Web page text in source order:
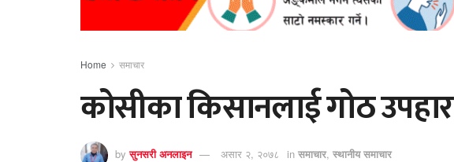
Home समाचार
कोसीका किसानलाई गोठ उपहार
by सुनसरी अनलाइन असार २, २०७८ in समाचार, स्थानीय समाचार